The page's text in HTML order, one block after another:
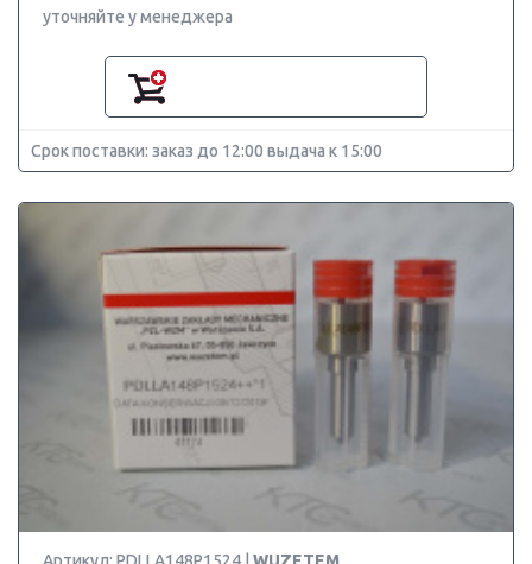
уточняйте у менеджера
Срок поставки: заказ до 12:00 выдача к 15:00